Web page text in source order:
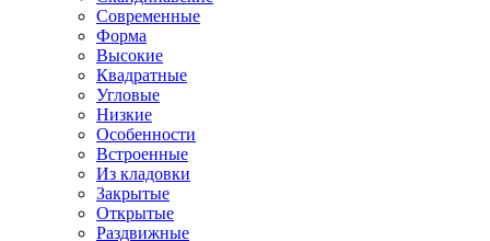
Современные
Форма
Высокие
Квадратные
Угловые
Низкие
Особенности
Встроенные
Из кладовки
Закрытые
Открытые
Раздвижные